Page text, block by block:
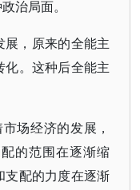
治局面。
，原来的全能主
化。这种后全能主
场经济的发展，
的范围在逐渐缩
支配的力度在逐渐